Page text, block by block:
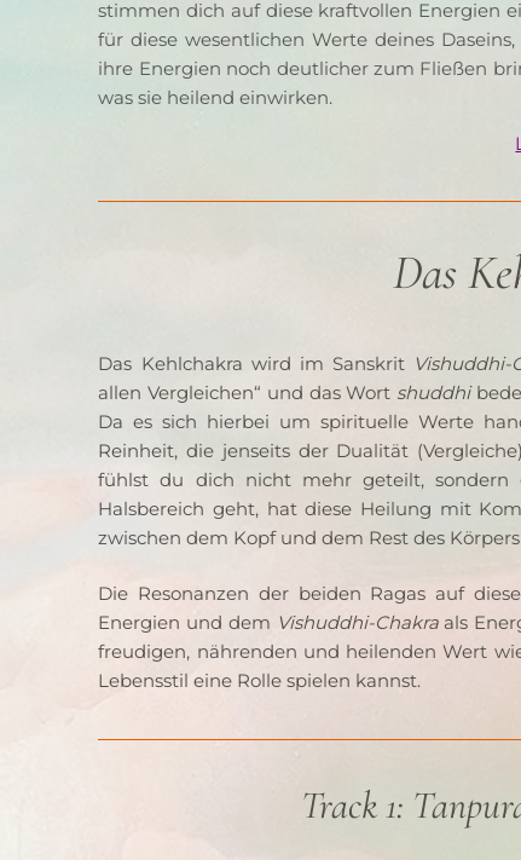
stimmen dich auf diese kraftvollen Energien
für diese wesentlichen Werte deines
ihre Energien noch deutlicher zum Fließen
was sie heilend einwirken.
Das
Das Kehlchakra wird im Sanskrit Vishuddhi-
allen Vergleichen“ und das Wort shuddhi
Da es sich hierbei um spirituelle Werte
Reinheit, die jenseits der Dualität
fühlst du dich nicht mehr geteilt,
Halsbereich geht, hat diese Heilung mit
zwischen dem Kopf und dem Rest des
Die Resonanzen der beiden Ragas auf
Energien und dem Vishuddhi-Chakra als
freudigen, nährenden und heilenden Wert
Lebensstil eine Rolle spielen kannst.
Track 1: